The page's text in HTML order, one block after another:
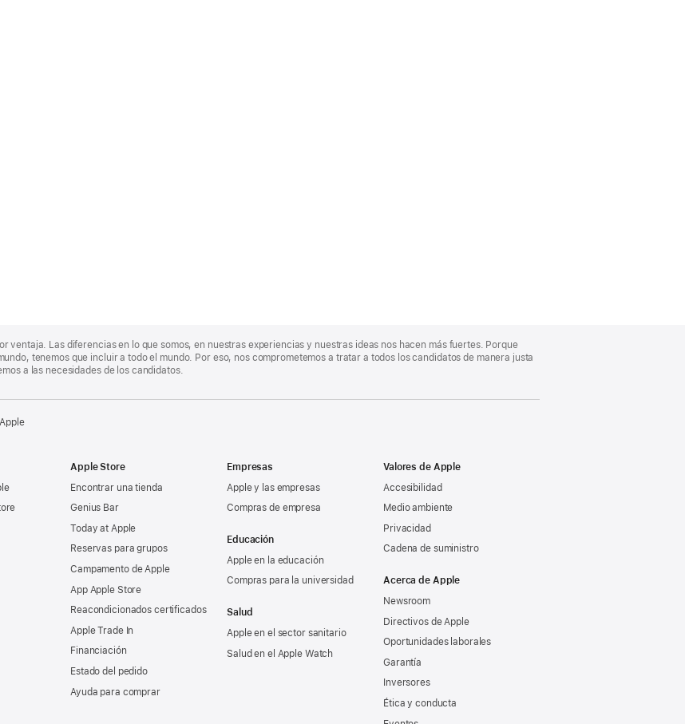
ventaja. Las diferencias en lo que somos, en nuestras experiencias y nuestras ideas nos hacen más fuertes. Porque
tenemos que incluir a todo el mundo. Por eso, nos comprometemos a tratar a todos los candidatos de manera justa
a las necesidades de los candidatos.
Apple Store
Encontrar una tienda
Genius Bar
Today at Apple
Reservas para grupos
Campamento de Apple
App Apple Store
Reacondicionados certificados
Apple Trade In
Financiación
Estado del pedido
Ayuda para comprar
Empresas
Apple y las empresas
Compras de empresa
Educación
Apple en la educación
Compras para la universidad
Salud
Apple en el sector sanitario
Salud en el Apple Watch
Valores de Apple
Accesibilidad
Medio ambiente
Privacidad
Cadena de suministro
Acerca de Apple
Newsroom
Directivos de Apple
Oportunidades laborales
Garantía
Inversores
Ética y conducta